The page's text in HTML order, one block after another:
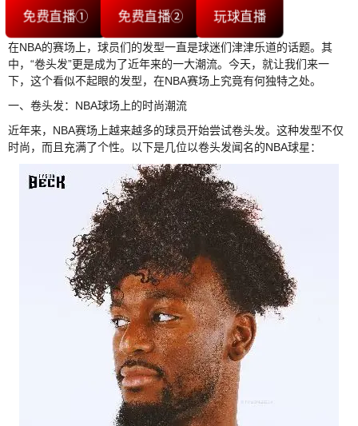
免费直播① 免费直播② 玩球直播
在NBA的赛场上，球员们的发型一直是球迷们津津乐道的话题。其
中，“卷头发”更是成为了近年来的一大潮流。今天，就让我们来一
下，这个看似不起眼的发型，在NBA赛场上究竟有何独特之处。
一、卷头发：NBA球场上的时尚潮流
近年来，NBA赛场上越来越多的球员开始尝试卷头发。这种发型不仅
时尚，而且充满了个性。以下是几位以卷头发闻名的NBA球星：